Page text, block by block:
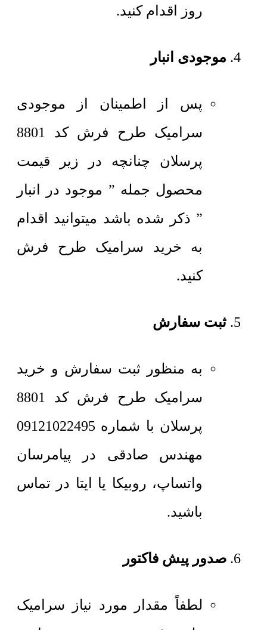
روز اقدام کنید.
موجودی انبار
پس از اطمینان از موجودی
سرامیک طرح فرش کد 8801
پرسلان چنانچه در زیر قیمت
محصول جمله ” موجود در انبار
” ذکر شده باشد میتوانید اقدام
به خرید سرامیک طرح فرش
کنید.
ثبت سفارش
به منظور ثبت سفارش و خرید
سرامیک طرح فرش کد 8801
پرسلان با شماره 09121022495
مهندس صادقی در پیامرسان
واتساپ، روبیکا یا ایتا در تماس
باشید.
صدور پیش فاکتور
لطفاً مقدار مورد نیاز سرامیک